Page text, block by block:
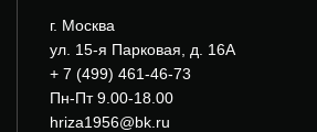
г. Москва
ул. 15-я Парковая, д. 16А
+ 7 (499) 461-46-73
Пн-Пт 9.00-18.00
hriza1956@bk.ru